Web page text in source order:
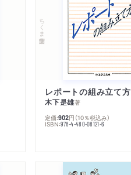
ちくま学芸文庫
レポートの組み立て方
木下是雄著
定価:902円 （10％税込み）
ISBN:978-4-480-08121-6